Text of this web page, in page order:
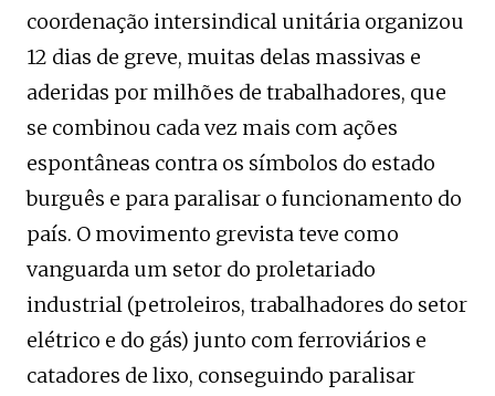
coordenação intersindical unitária organizou
12 dias de greve, muitas delas massivas e
aderidas por milhões de trabalhadores, que
se combinou cada vez mais com ações
espontâneas contra os símbolos do estado
burguês e para paralisar o funcionamento do
país. O movimento grevista teve como
vanguarda um setor do proletariado
industrial (petroleiros, trabalhadores do setor
elétrico e do gás) junto com ferroviários e
catadores de lixo, conseguindo paralisar